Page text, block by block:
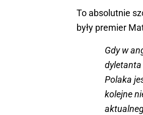
To absolutnie
były premier
Gdy w
dyletanta
Polaka
kolejne